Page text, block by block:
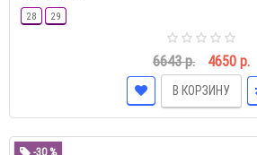
28 29
6643 р. 4650 р.
В КОРЗИНУ
-30 %